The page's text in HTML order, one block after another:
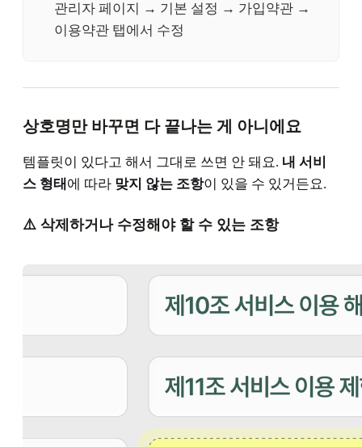
관리자 페이지 → 기본 설정 → 가입약관 →
이용약관 탭에서 수정
상호명만 바꾸면 다 끝나는 게 아니에요
템플릿이 있다고 해서 그대로 쓰면 안 돼요. 내 서비
스 형태 에 따라 맞지 않는 조항이 있을 수 있거든요.
⚠️ 삭제하거나 수정해야 할 수 있는 조항